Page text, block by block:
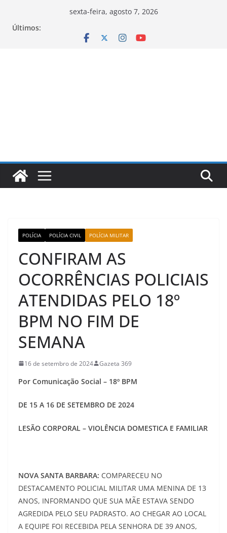
sexta-feira, agosto 7, 2026
Últimos:
POLÍCIA POLÍCIA CIVIL POLÍCIA MILITAR
CONFIRAM AS
OCORRÊNCIAS POLICIAIS
ATENDIDAS PELO 18º
BPM NO FIM DE
SEMANA
16 de setembro de 2024 Gazeta 369
Por Comunicação Social – 18º BPM
DE 15 A 16 DE SETEMBRO DE 2024
LESÃO CORPORAL – VIOLÊNCIA DOMESTICA E FAMILIAR
NOVA SANTA BARBARA: COMPARECEU NO
DESTACAMENTO POLICIAL MILITAR UMA MENINA DE 13
ANOS, INFORMANDO QUE SUA MÃE ESTAVA SENDO
AGREDIDA PELO SEU PADRASTO. AO CHEGAR AO LOCAL
A EQUIPE FOI RECEBIDA PELA SENHORA DE 39 ANOS,